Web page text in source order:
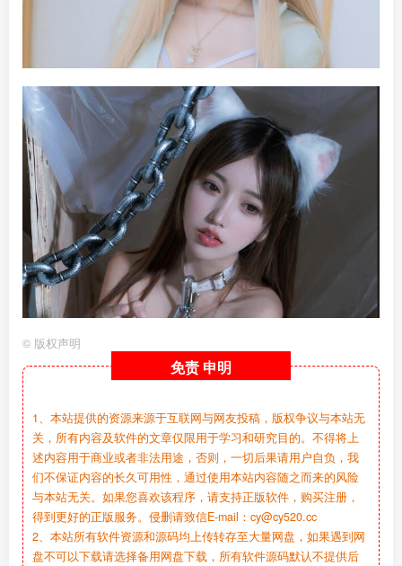
© 版权声明
免责 申明
1、本站提供的资源来源于互联网与网友投稿，版权争议与本站无
关，所有内容及软件的文章仅限用于学习和研究目的。不得将上
述内容用于商业或者非法用途，否则，一切后果请用户自负，我
们不保证内容的长久可用性，通过使用本站内容随之而来的风险
与本站无关。如果您喜欢该程序，请支持正版软件，购买注册，
得到更好的正版服务。侵删请致信E-mail：cy@cy520.cc
2、本站所有软件资源和源码均上传转存至大量网盘，如果遇到网
盘不可以下载请选择备用网盘下载，所有软件源码默认不提供后